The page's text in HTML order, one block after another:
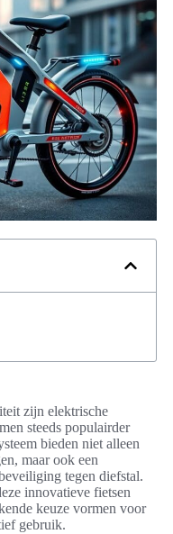
zijn elektrische
steeds populairder
bieden niet alleen
maar ook een
tegen diefstal.
innovatieve fietsen
keuze vormen voor
gebruik.